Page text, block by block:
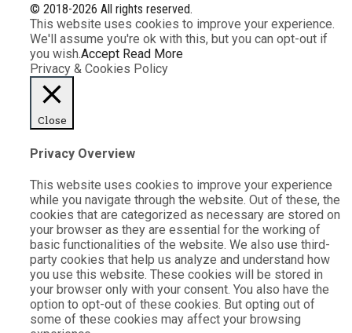
© 2018-2026 All rights reserved.
This website uses cookies to improve your experience.
We'll assume you're ok with this, but you can opt-out if
you wish.Accept Read More
Privacy & Cookies Policy
Close
Privacy Overview
This website uses cookies to improve your experience
while you navigate through the website. Out of these, the
cookies that are categorized as necessary are stored on
your browser as they are essential for the working of
basic functionalities of the website. We also use third-
party cookies that help us analyze and understand how
you use this website. These cookies will be stored in
your browser only with your consent. You also have the
option to opt-out of these cookies. But opting out of
some of these cookies may affect your browsing